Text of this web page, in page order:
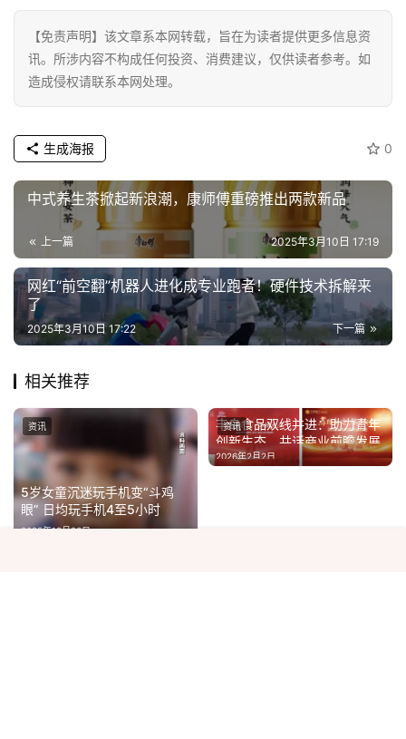
【免责声明】该文章系本网转载，旨在为读者提供更多信息资
讯。所涉内容不构成任何投资、消费建议，仅供读者参考。如
造成侵权请联系本网处理。
0
生成海报
中式养生茶掀起新浪潮，康师傅重磅推出两款新品
上一篇 2025年3月10日 17:19
网红“前空翻”机器人进化成专业跑者！硬件技术拆解来
了
下一篇
2025年3月10日 17:22
相关推荐
5岁女童沉迷玩手机变“斗鸡
眼” 日均玩手机4至5小时
2025年12月26日
资讯
丰岛食品双线并进：助力青年
创新生态，共话商业前瞻发展
2026年2月2日
资讯